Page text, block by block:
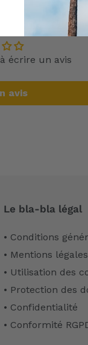
écrire un avis
avis
Le bla-bla légal
• Conditions
• Mentions légales
• Utilisation des
• Protection des
• Confidentialité
• Conformité